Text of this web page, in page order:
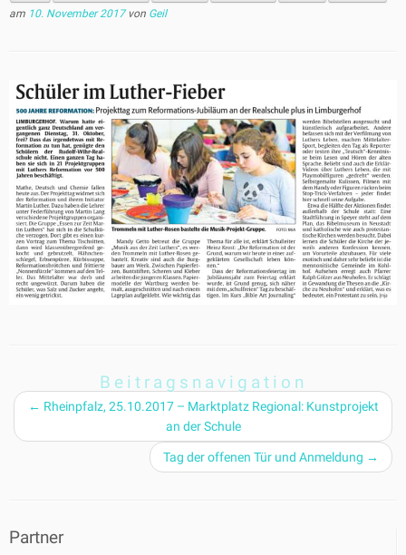
am 10. November 2017 von Geil
Beitragsnavigation
← Rheinpfalz, 25.10.2017 – Marktplatz Regional: Kunstprojekt
an der Schule
Tag der offenen Tür und Anmeldung →
Partner